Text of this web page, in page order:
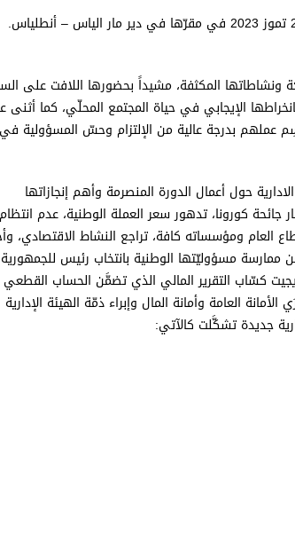
عقدت الحركة الثقافية – أنطلياس مؤتمرها السنوي الخامس والأربعين في 24 تموز 2023 في مقرّها في دير مار الياس – أنطلياس.
ونشاطاتها المكثفة، مشيداً بحضورها اللافت على
الإيجابي في حياة المجتمع المحلّي، كما أثنى
عملهم بدرجة عالية من الإلتزام وحسّ المسؤولية في
حول أعمال الدورة المنصرمة وأهم إنجازاتها
كورونا، تدهور سعر العملة الوطنية، عدم انتظام
العام ومؤسساته كافة، تراجع النشاط الاقتصادي،
ممارسة مسؤوليّتها الوطنية بانتخاب رئيس
كسّاب التقرير المالي الذي تضمَّن الحساب القطعي
لدورة 2023-2024. وبعد مناقشة تقريرَي الأمانة العامة وأمانة المال وإبراء ذمّة الهيئة الإدارية
جديدة تشكَّلت كالآتي: